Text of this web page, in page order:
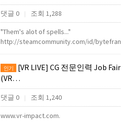
댓글 0 조회 1,288
"Them's alot of spells..."
http://steamcommunity.com/id/
인기
[VR LIVE] CG 전문인력 Job Fair
(VR…
댓글 0 조회 1,240
www.vr-impact.com.